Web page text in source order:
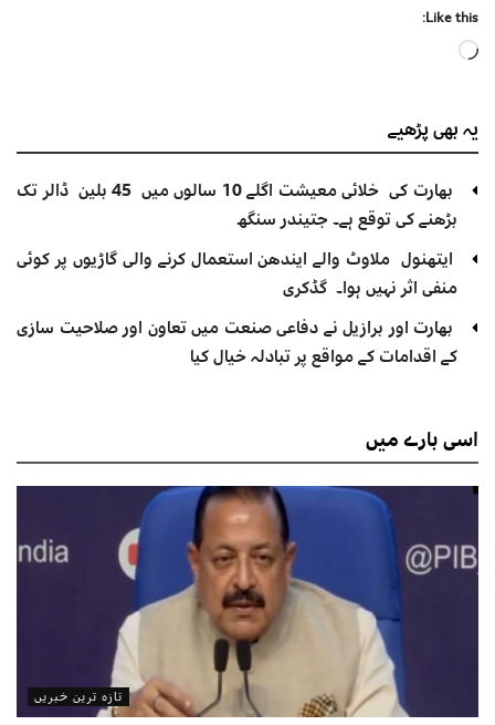
Like this:
Loading…
یہ بھیپڑھیے
بھارت کی خلائی معیشت اگلے 10 سالوں میں 45 بلین ڈالر تک
بڑھنے کی توقع ہے۔ جتیندر سنگھ
ایتھنول ملاوٹ والے ایندھن استعمال کرنے والی گاڑیوں پر کوئی
منفی اثر نہیں ہوا۔ گڈکری
بھارت اور برازیل نے دفاعی صنعت میں تعاون اور صلاحیت سازی
کے اقدامات کے مواقع پر تبادلہ خیال کیا
اسیبارے میں
تازہ ترین خبریں